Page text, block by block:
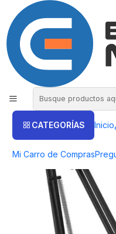
CATEGORÍAS Inicio
Mi Carro de Compras
COMPRA
Inicio Productos AUDIO
Micrófono Fifine T669
ElectroMundo